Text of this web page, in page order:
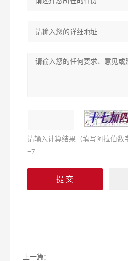
请输入计算结果（填写阿拉伯数
=7
上一篇：